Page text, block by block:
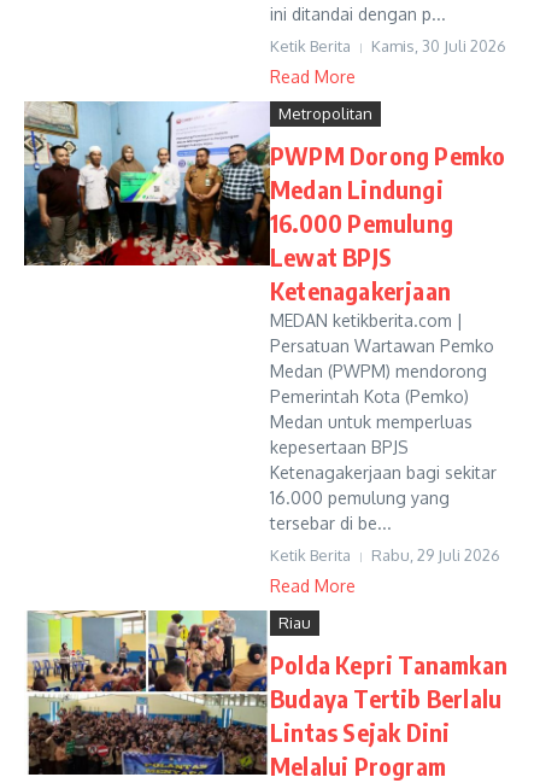
ini ditandai dengan p...
Ketik Berita Kamis, 30 Juli 2026
Read More
Metropolitan
PWPM Dorong Pemko
Medan Lindungi
16.000 Pemulung
Lewat BPJS
Ketenagakerjaan
MEDAN ketikberita.com |
Persatuan Wartawan Pemko
Medan (PWPM) mendorong
Pemerintah Kota (Pemko)
Medan untuk memperluas
kepesertaan BPJS
Ketenagakerjaan bagi sekitar
16.000 pemulung yang
tersebar di be...
Ketik Berita Rabu, 29 Juli 2026
Read More
Riau
Polda Kepri Tanamkan
Budaya Tertib Berlalu
Lintas Sejak Dini
Melalui Program